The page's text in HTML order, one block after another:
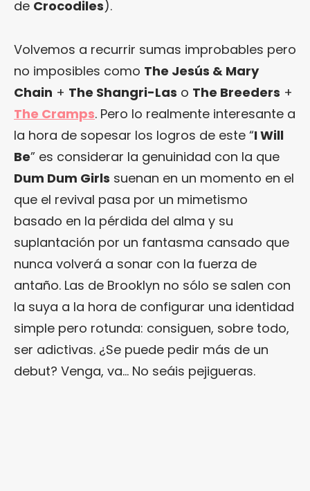
de Crocodiles).
Volvemos a recurrir sumas improbables pero
no imposibles como The Jesús & Mary
Chain + The Shangri-Las o The Breeders +
The Cramps. Pero lo realmente interesante a
la hora de sopesar los logros de este “I Will
Be” es considerar la genuinidad con la que
Dum Dum Girls suenan en un momento en el
que el revival pasa por un mimetismo
basado en la pérdida del alma y su
suplantación por un fantasma cansado que
nunca volverá a sonar con la fuerza de
antaño. Las de Brooklyn no sólo se salen con
la suya a la hora de configurar una identidad
simple pero rotunda: consiguen, sobre todo,
ser adictivas. ¿Se puede pedir más de un
debut? Venga, va… No seáis pejigueras.